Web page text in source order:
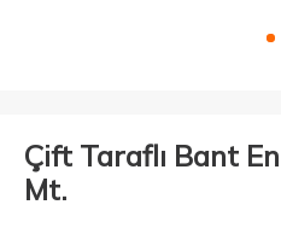
Çift Taraflı Bant
Mt.